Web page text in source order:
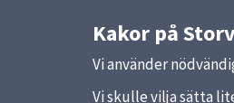
Kakor på
Vi använder
Vi skulle vilja sätta